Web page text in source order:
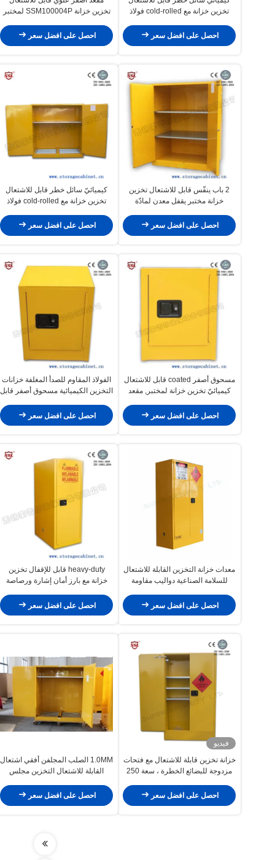
تخزين خزانة مع cold-rolled فولاذ
احصل على افضل سعر
تخزين خزانة SSM100004P لمختبر
احصل على افضل سعر
2 باب ينفّس قابل للاشتعال تخزين
خزانة مختبر يقفل معدن لمادّة
احصل على افضل سعر
كيميائيّ سائل خطر قابل للاشتعال
تخزين خزانة مع cold-rolled فولاذ
احصل على افضل سعر
مسحوق أصفر coated قابل للاشتعال
كيميائيّ تخزين خزانة لمختبر, مقعد
احصل على افضل سعر
الفولاذ المقاوم للصدأ المغلفة خزانات
التخزين الكيميائية مسحوق أصفر قابل
احصل على افضل سعر
معدات خزانة التخزين القابلة للاشتعال
للسلامة الصناعية دواليب مقاومة
احصل على افضل سعر
heavy-duty قابل للإقفال تخزين
خزانة مع بارز أمان إشارة ورصاصة
احصل على افضل سعر
فيديو
خزانة تخزين قابلة للاشتعال مع فتحات
مزدوجة للبضائع الخطرة ، سعة 250
احصل على افضل سعر
1.0MM الصلب المجلفن أفقي اشتعال
القابلة للاشتعال التخزين مجلس
السائلة
احصل على افضل سعر